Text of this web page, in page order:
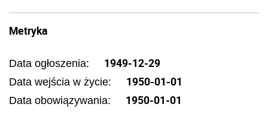
Metryka
Data ogłoszenia: 1949-12-29
Data wejścia w życie: 1950-01-01
Data obowiązywania: 1950-01-01